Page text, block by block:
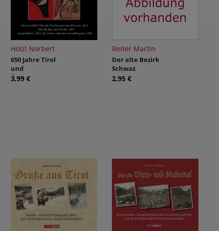
Hölzl Norbert
650 Jahre Tirol
und
Österreich. Ein
3,99 €
Reiter Martin
Der alte Bezirk
Schwaz
2,95 €